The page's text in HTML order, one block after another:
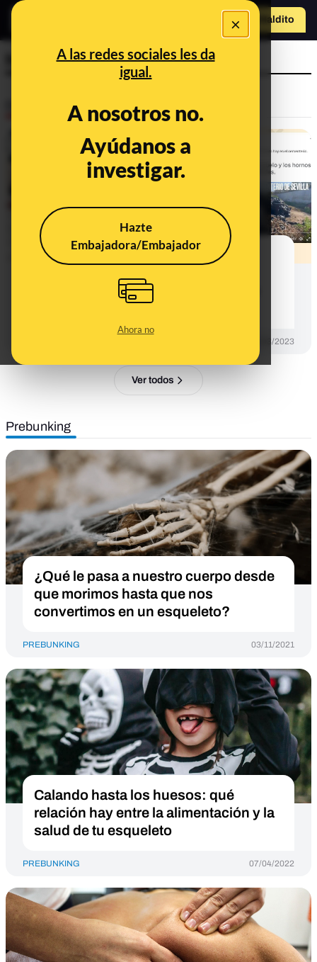
×
A las redes sociales les da
igual.
A nosotros no.
Ayúdanos a
investigar.
Hazte
Embajadora/Embajador
Ahora no
Hazte Maldita
huesos
¿Qué sabemos sobre los restos
amontonados en un cementerio de
22/03/2023
Ver todos
Prebunking
¿Qué le pasa a nuestro cuerpo desde
que morimos hasta que nos
convertimos en un esqueleto?
PREBUNKING 03/11/2021
Calando hasta los huesos: qué
relación hay entre la alimentación y la
salud de tu esqueleto
PREBUNKING 07/04/2022